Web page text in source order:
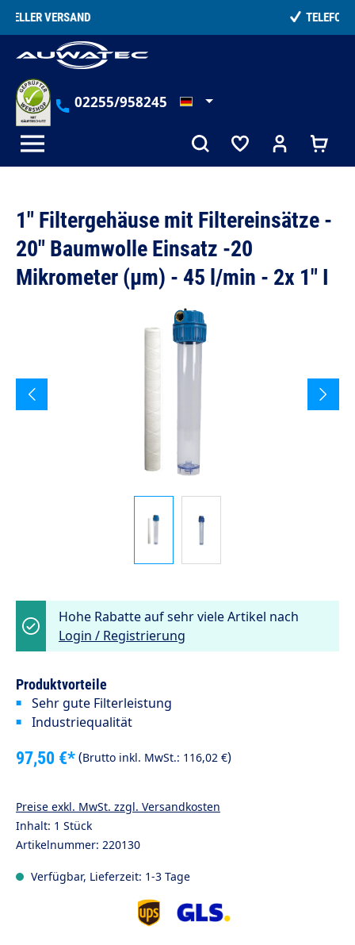
springen
02255/958245
1" Filtergehäuse mit Filtereinsätze -
20" Baumwolle Einsatz -20
Mikrometer (µm) - 45 l/min - 2x 1" I
Bildergalerie überspringen
Hohe Rabatte auf sehr viele Artikel nach
Login / Registrierung
Produktvorteile
Sehr gute Filterleistung
Industriequalität
97,50 €*(Brutto inkl. MwSt.: 116,02 €)
Preise exkl. MwSt. zzgl. Versandkosten
Inhalt: 1 Stück
Artikelnummer: 220130
Verfügbar, Lieferzeit: 1-3 Tage